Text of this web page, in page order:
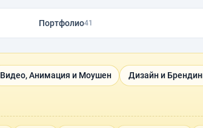
Портфолио41
Видео, Анимация и Моушен Дизайн и